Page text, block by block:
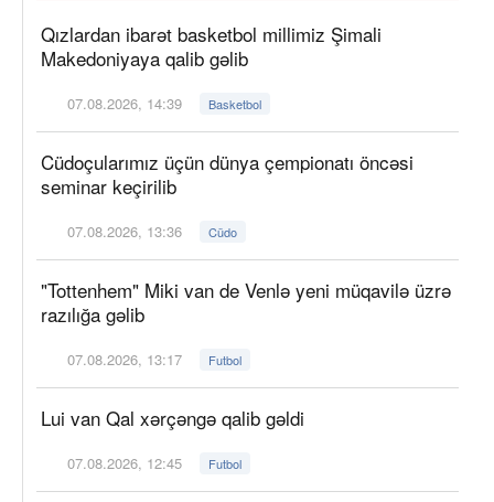
Qızlardan ibarət basketbol millimiz Şimali
Makedoniyaya qalib gəlib
07.08.2026, 14:39 Basketbol
Cüdoçularımız üçün dünya çempionatı öncəsi
seminar keçirilib
07.08.2026, 13:36 Cüdo
"Tottenhem" Miki van de Venlə yeni müqavilə üzrə
razılığa gəlib
07.08.2026, 13:17 Futbol
Lui van Qal xərçəngə qalib gəldi
07.08.2026, 12:45 Futbol